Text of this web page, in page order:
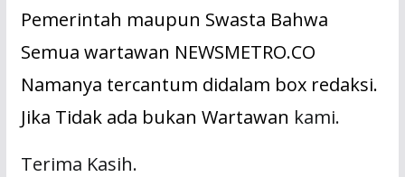
Pemerintah maupun Swasta Bahwa
Semua wartawan NEWSMETRO.CO
Namanya tercantum didalam box redaksi.
Jika Tidak ada bukan Wartawan kami.
Terima Kasih.